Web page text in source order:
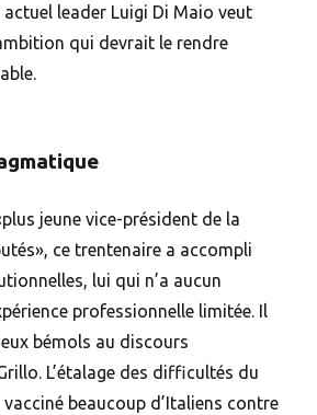
leader Luigi Di Maio veut
qui devrait le rendre
jeune vice-président de la
ce trentenaire a accompli
lui qui n’a aucun
professionnelle limitée. Il
bémols au discours
L’étalage des difficultés du
vacciné beaucoup d’Italiens contre